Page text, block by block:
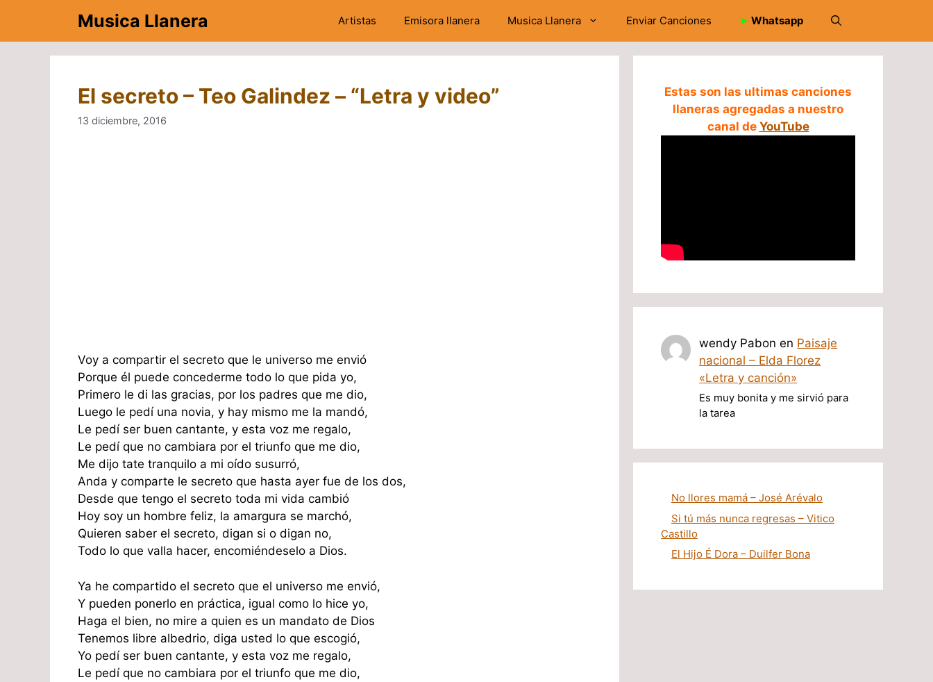
contenido
Musica Llanera Artistas Emisora llanera Musica Llanera Enviar Canciones ➤ Whatsapp
El secreto – Teo Galindez – “Letra y video”
13 diciembre, 2016
Voy a compartir el secreto que le universo me envió
Porque él puede concederme todo lo que pida yo,
Primero le di las gracias, por los padres que me dio,
Luego le pedí una novia, y hay mismo me la mandó,
Le pedí ser buen cantante, y esta voz me regalo,
Le pedí que no cambiara por el triunfo que me dio,
Me dijo tate tranquilo a mi oído susurró,
Anda y comparte le secreto que hasta ayer fue de los dos,
Desde que tengo el secreto toda mi vida cambió
Hoy soy un hombre feliz, la amargura se marchó,
Quieren saber el secreto, digan si o digan no,
Todo lo que valla hacer, encomiéndeselo a Dios.
Ya he compartido el secreto que el universo me envió,
Y pueden ponerlo en práctica, igual como lo hice yo,
Haga el bien, no mire a quien es un mandato de Dios
Tenemos libre albedrio, diga usted lo que escogió,
Yo pedí ser buen cantante, y esta voz me regalo,
Le pedí que no cambiara por el triunfo que me dio,
Estas son las ultimas canciones
llaneras agregadas a nuestro
canal de YouTube
wendy Pabon en Paisaje
nacional – Elda Florez
«Letra y canción»
Es muy bonita y me sirvió para
la tarea
No llores mamá – José Arévalo
Si tú más nunca regresas – Vitico
Castillo
El Hijo É Dora – Duilfer Bona